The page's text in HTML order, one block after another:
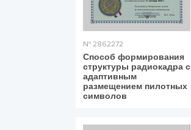
№ 2862272
Способ формирования
структуры радиокадра с
адаптивным
размещением пилотных
символов